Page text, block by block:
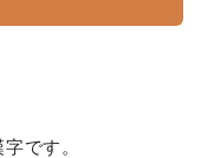
です。